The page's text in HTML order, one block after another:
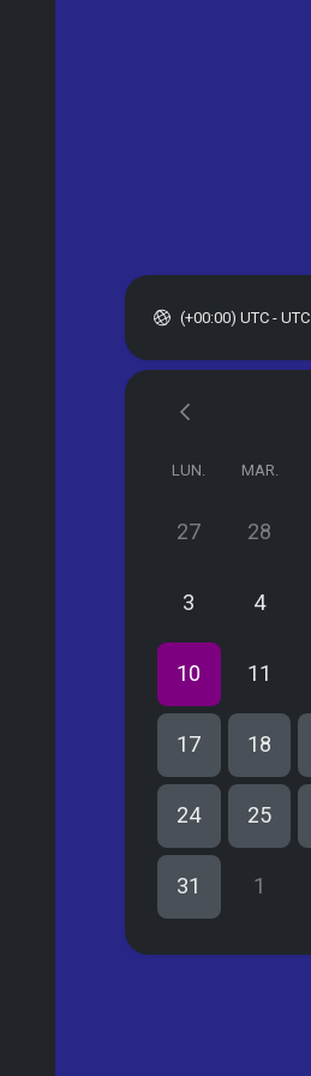
(+00:00) UTC - UTC
LUN. MAR.
27 28
3 4
10 11
17 18
24 25
31 1